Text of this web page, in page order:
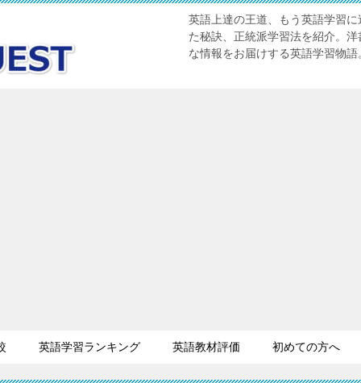
英語上達の王道、もう英語学習
た秘訣、正統派学習法を紹介。
な情報をお届けする英語学習物語
英語学習ランキング 英語教材評価 初めての方へ